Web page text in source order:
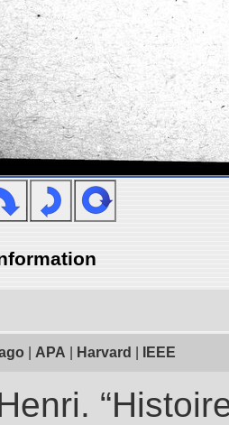
APA Harvard IEEE